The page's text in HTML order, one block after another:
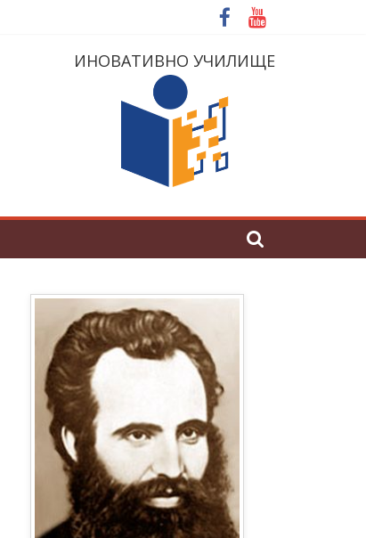
ИНОВАТИВНО УЧИЛИЩЕ